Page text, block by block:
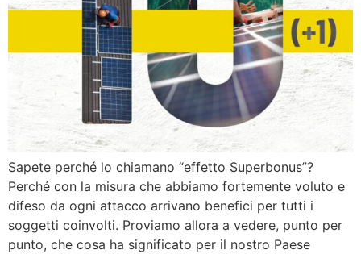
Sapete perché lo chiamano “effetto Superbonus”?
Perché con la misura che abbiamo fortemente voluto e
difeso da ogni attacco arrivano benefici per tutti i
soggetti coinvolti. Proviamo allora a vedere, punto per
punto, che cosa ha significato per il nostro Paese